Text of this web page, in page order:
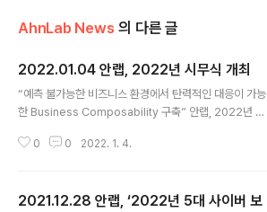
AhnLab News 의 다른 글
2022.01.04 안랩, 2022년 시무식 개최
“예측 불가능한 비즈니스 환경에서 탄력적인 대응이 가능
한 Business Composability 구축” 안랩, 2022년 시
장기 미래 전략 ‘N.EX.T 무브 안랩 4.0’에 기반해 ▲통합
확대 및 OT 보안분야 진출 ▲클라우드/OT/AI/빅데이터
0 0 2022. 1. 4.
2021.12.28 안랩, ‘2022년 5대 사이버 보